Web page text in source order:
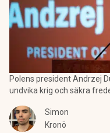
Polens president Andrzej
undvika krig och säkra
Simon
Kronö